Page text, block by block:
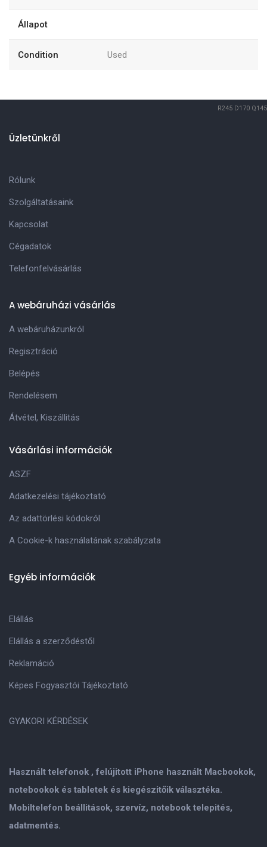
Állapot
Condition Used
R245 D170 Q145
Használt telefonok , felújitott iPhone használt Macbookok,
notebookok és tabletek és kiegészitőik választéka.
Mobiltelefon beállitások, szervíz, notebook telepités,
adatmentés.
Üzletünkről
Rólunk
Szolgáltatásaink
Kapcsolat
Cégadatok
Telefonfelvásárlás
A webáruházi vásárlás
A webáruházunkról
Regisztráció
Belépés
Rendelésem
Átvétel, Kiszállitás
Vásárlási információk
ASZF
Adatkezelési tájékoztató
Az adattörlési kódokról
A Cookie-k használatának szabályzata
Egyéb információk
Elállás
Elállás a szerződéstől
Reklamáció
Képes Fogyasztói Tájékoztató
GYAKORI KÉRDÉSEK